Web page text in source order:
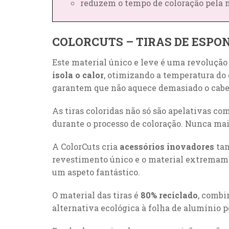
reduzem o tempo de coloração pela
COLORCUTS – TIRAS DE
Este material único e leve é uma
isola o calor, otimizando a temperatura do
garantem que não aquece demasiado o
As tiras coloridas não só são apelativas
durante o processo de coloração. Nunca
A ColorCuts cria acessórios inovadores
revestimento único e o material
um aspeto fantástico.
O material das tiras é 80% reciclado,
alternativa ecológica à folha de alumínio